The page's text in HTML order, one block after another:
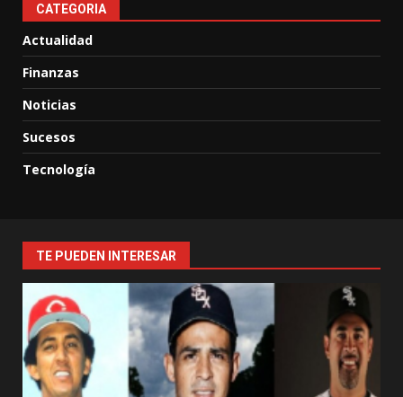
CATEGORIA
Actualidad
Finanzas
Noticias
Sucesos
Tecnología
TE PUEDEN INTERESAR